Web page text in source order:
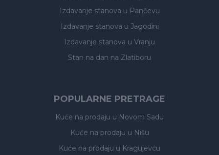
Izdavanje stanova u Pančevu
Izdavanje stanova u Jagodini
Izdavanje stanova u Vranju
Stan na dan na Zlatiboru
POPULARNE PRETRAGE
Kuće na prodaju u Novom Sadu
Kuće na prodaju u Nišu
Kuće na prodaju u Kragujevcu